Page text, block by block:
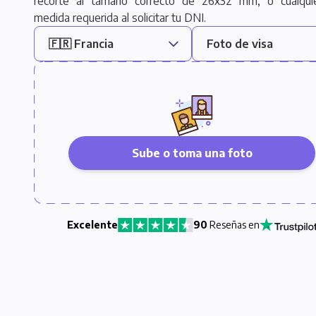
medida requerida al solicitar tu DNI.
Sube o toma una foto
Excelente 90 Reseñas en